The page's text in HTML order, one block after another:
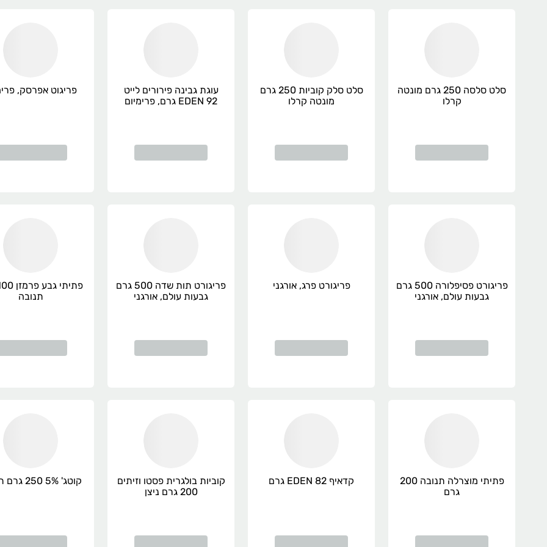
סלט סלסה 250 גרם מונטה
קרלו
סלט סלק קוביות 250 גרם
מונטה קרלו
עוגת גבינה פירורים לייט
EDEN 92 גרם, פרימיום
פריגוט אפרסק,
פריגורט פסיפלורה 500 גרם
גבעות עולם, אורגני
פריגורט פרג, אורגני
פריגורט תות שדה 500 גרם
גבעות עולם, אורגני
תנובה
פתיתי מוצרלה תנובה 200
גרם
קדאיף EDEN 82 גרם
קוביות בולגרית פסטו וזיתים
200 גרם ניצן
קוטג' 5% 250 גרם תנובה